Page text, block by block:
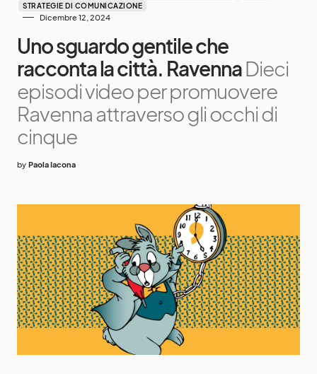
STRATEGIE DI COMUNICAZIONE
Dicembre 12, 2024
Uno sguardo gentile che
racconta la città. RavennaDieci
episodi video per promuovere
Ravenna attraverso gli occhi di
cinque
by Paola Iacona